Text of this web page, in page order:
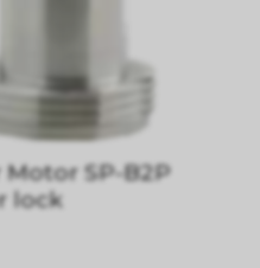
SP-B2P
lock